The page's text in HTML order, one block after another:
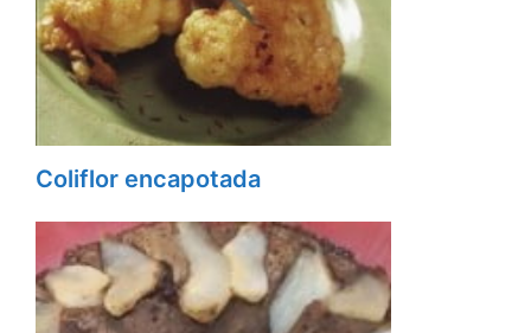
Coliflor encapotada